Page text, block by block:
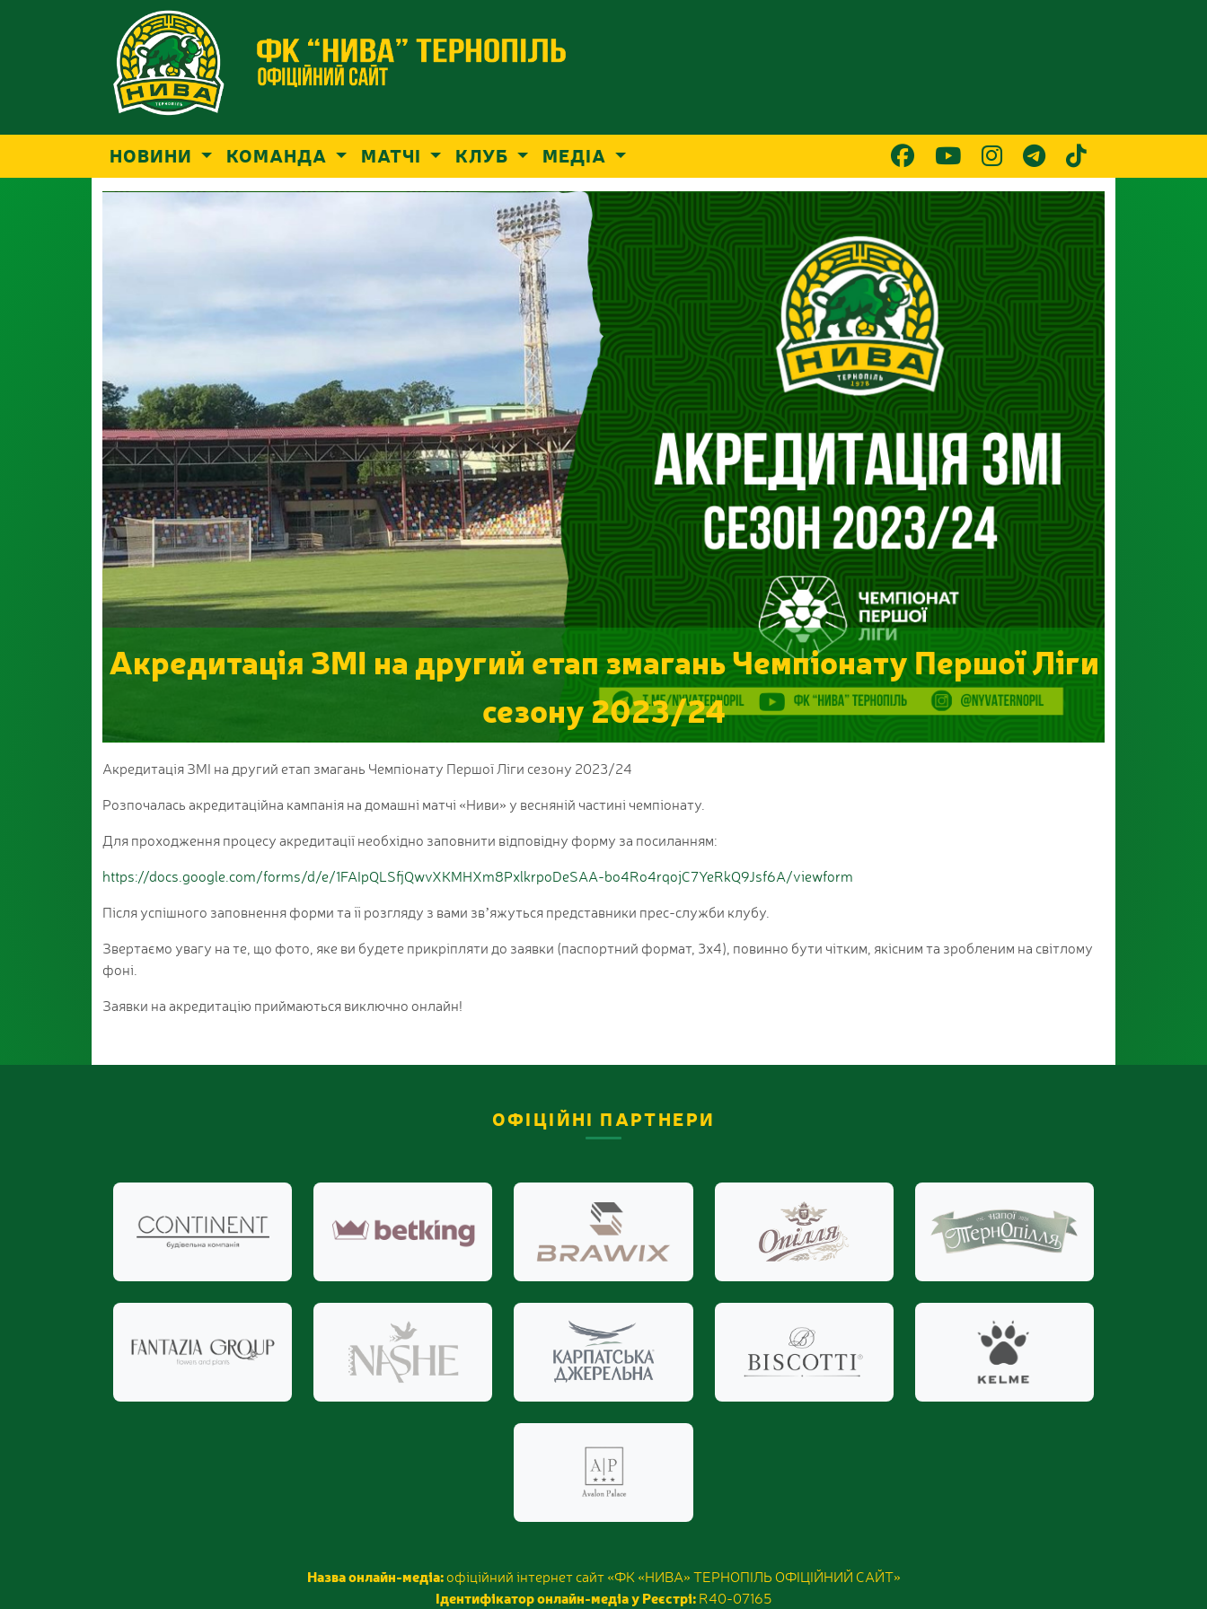
НОВИНИ КОМАНДА МАТЧІ КЛУБ МЕДІА
Акредитація ЗМІ на другий етап змагань Чемпіонату Першої Ліги
сезону 2023/24
Акредитація ЗМІ на другий етап змагань Чемпіонату Першої Ліги сезону 2023/24
Розпочалась акредитаційна кампанія на домашні матчі «Ниви» у весняній частині чемпіонату.
Для проходження процесу акредитації необхідно заповнити відповідну форму за посиланням:
https://docs.google.com/forms/d/e/1FAIpQLSfjQwvXKMHXm8PxlkrpoDeSAA-bo4Ro4rqojC7YeRkQ9Jsf6A/viewform
Після успішного заповнення форми та її розгляду з вами звʼяжуться представники прес-служби клубу.
Звертаємо увагу на те, що фото, яке ви будете прикріпляти до заявки (паспортний формат, 3х4), повинно бути чітким, якісним та зробленим на світлому
фоні.
Заявки на акредитацію приймаються виключно онлайн!
ОФІЦІЙНІ ПАРТНЕРИ
Назва онлайн-медіа:офіційний інтернет сайт «ФК «НИВА» ТЕРНОПІЛЬ ОФІЦІЙНИЙ САЙТ»
Ідентифікатор онлайн-медіа у Реєстрі:R40-07165